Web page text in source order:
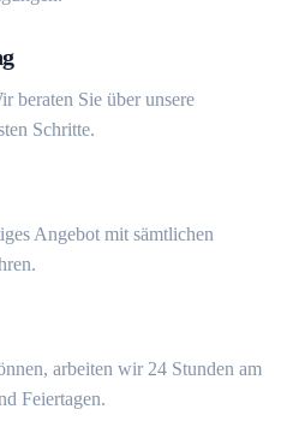
beraten Sie über unsere
Schritte.
Angebot mit sämtlichen
arbeiten wir 24 Stunden am
Feiertagen.